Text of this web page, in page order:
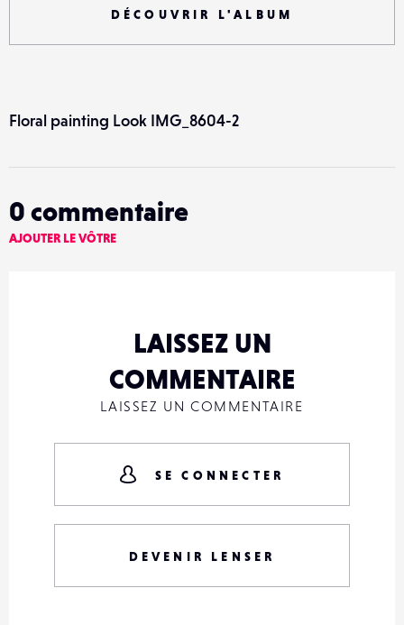
DÉCOUVRIR L'ALBUM
Floral painting Look IMG_8604-2
0 commentaire
AJOUTER LE VÔTRE
LAISSEZ UN
COMMENTAIRE
LAISSEZ UN COMMENTAIRE
SE CONNECTER
DEVENIR LENSER